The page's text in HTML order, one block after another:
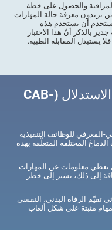
والحصول على خطة
يريدون معرفة حالة المهارات
أن يستخدم هذه
بالذكر أنّ هذا الاختبار
يستبدل المقابلة الطبية.
بروتوكول معلوماتي لتقييم الاستدلال (CAB-
المعرفي للوظائف التنفيذية
المختلفة المتعلّقة بهذه
تعطي معلومات عن المهارات
إلى ذلك، يشير إلى خطر
تقيّم الرفاه البدني، النفسي
مثبتة على شكل ألعاب